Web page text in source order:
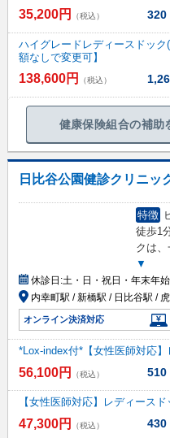
35,200円 （税込） 320
ハイグレードレディースドッ
額なしで変更可】
138,600円 （税込）
健康保険組合の補助
日比谷公園健診クリニッ
特徴
徒歩1
クは
▼
休診日:土・日・祝日・年末年始
内幸町駅 / 新橋駅 / 日比谷駅 /
オンライン決済対応
*Lox-index付*【女性医師対応
56,100円 （税込） 510
【女性医師対応】レディース
47,300円 （税込） 430